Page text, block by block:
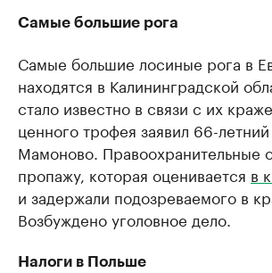
Самые большие рога
Самые большие лосиные рога в
находятся в Калининградской
стало известно в связи с их
ценного трофея заявил 66-
Мамоново. Правоохранительные
пропажу, которая оценивается в
и задержали подозреваемого в
Возбуждено уголовное дело.
Налоги в Польше